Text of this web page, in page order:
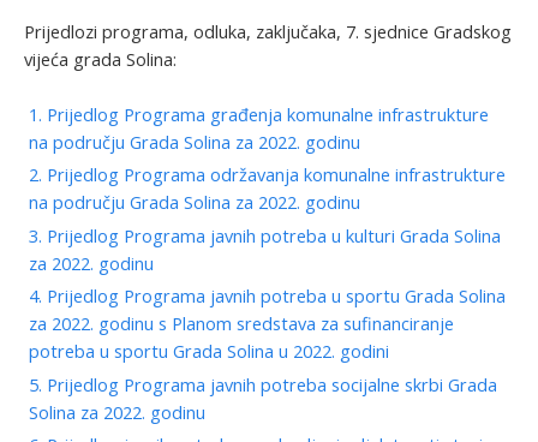
Prijedlozi programa, odluka, zaključaka, 7. sjednice Gradskog
vijeća grada Solina:
1. Prijedlog Programa građenja komunalne infrastrukture
na području Grada Solina za 2022. godinu
2. Prijedlog Programa održavanja komunalne infrastrukture
na području Grada Solina za 2022. godinu
3. Prijedlog Programa javnih potreba u kulturi Grada Solina
za 2022. godinu
4. Prijedlog Programa javnih potreba u sportu Grada Solina
za 2022. godinu s Planom sredstava za sufinanciranje
potreba u sportu Grada Solina u 2022. godini
5. Prijedlog Programa javnih potreba socijalne skrbi Grada
Solina za 2022. godinu